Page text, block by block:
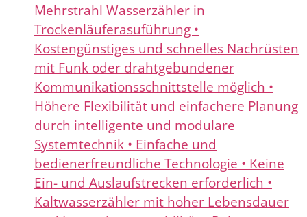
Mehrstrahl Wasserzähler in
Trockenläuferasuführung •
Kostengünstiges und schnelles Nachrüsten
mit Funk oder drahtgebundener
Kommunikationsschnittstelle möglich •
Höhere Flexibilität und einfachere Planung
durch intelligente und modulare
Systemtechnik • Einfache und
bedienerfreundliche Technologie • Keine
Ein- und Auslaufstrecken erforderlich •
Kaltwasserzähler mit hoher Lebensdauer